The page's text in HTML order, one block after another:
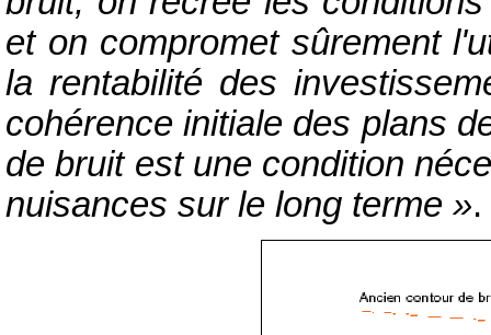
et on compromet sûrement
la rentabilité des
cohérence initiale des plans
de bruit est une condition
nuisances sur le long terme ».